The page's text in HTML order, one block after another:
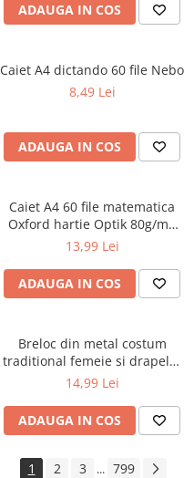
ADAUGA IN COS
Caiet A4 dictando 60 file Nebo
8,49 Lei
ADAUGA IN COS
Caiet A4 60 file matematica
Oxford hartie Optik 80g/mp
motiv Touch Pastel
13,99 Lei
ADAUGA IN COS
Breloc din metal costum
traditional femeie si drapelul
Romaniei 9 cm
14,99 Lei
ADAUGA IN COS
1 2 3 ... 799